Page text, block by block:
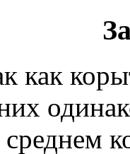
как
среднем